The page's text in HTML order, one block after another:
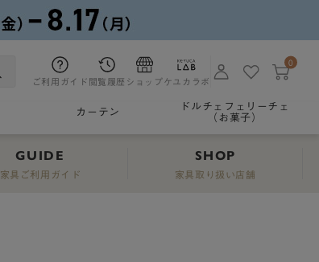
ご利用ガイド 閲覧履歴 ショップケユカラボ
0
カーテン
ドルチェフェリーチェ
（お菓子）
GUIDE
家具ご利用ガイド
SHOP
家具取り扱い店舗